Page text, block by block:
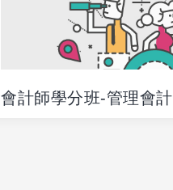
會計師學分班-管理會計